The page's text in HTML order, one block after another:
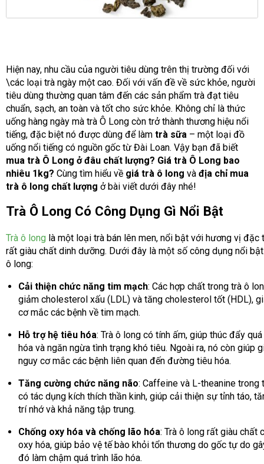
Hiện nay, nhu cầu của người tiêu dùng trên thị trường đối với
\các loại trà ngày một cao. Đối với vấn đề về sức khỏe, người
tiêu dùng thường quan tâm đến các sản phẩm trà đạt tiêu
chuẩn, sạch, an toàn và tốt cho sức khỏe. Không chỉ là thức
uống hàng ngày mà trà Ô Long còn trở thành thương hiệu nổi
tiếng, đặc biệt nó được dùng để làm trà sữa – một loại đồ
uống nổi tiếng có nguồn gốc từ Đài Loan. Vậy bạn đã biết
mua trà Ô Long ở đâu chất lượng? Giá trà Ô Long bao
nhiêu 1kg? Cùng tìm hiểu về giá trà ô long và địa chỉ mua
trà ô long chất lượng ở bài viết dưới đây nhé!
Trà Ô Long Có Công Dụng Gì Nổi Bật
Trà ô long là một loại trà bán lên men, nổi bật với hương vị đặc
rất giàu chất dinh dưỡng. Dưới đây là một số công dụng nổi
ô long:
Cải thiện chức năng tim mạch: Các hợp chất trong trà ô
giảm cholesterol xấu (LDL) và tăng cholesterol tốt (HDL),
cơ mắc các bệnh về tim mạch.
Hỗ trợ hệ tiêu hóa: Trà ô long có tính ấm, giúp thúc đẩy
hóa và ngăn ngừa tình trạng khó tiêu. Ngoài ra, nó còn giúp
nguy cơ mắc các bệnh liên quan đến đường tiêu hóa.
Tăng cường chức năng não: Caffeine và L-theanine trong
có tác dụng kích thích thần kinh, giúp cải thiện sự tỉnh táo,
trí nhớ và khả năng tập trung.
Chống oxy hóa và chống lão hóa: Trà ô long rất giàu chất
oxy hóa, giúp bảo vệ tế bào khỏi tổn thương do gốc tự do
đó làm chậm quá trình lão hóa.